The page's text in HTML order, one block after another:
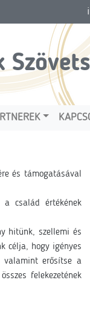
és támogatásával
a család értékének
hitünk, szellemi és
célja, hogy igényes
valamint erősítse a
felekezetének